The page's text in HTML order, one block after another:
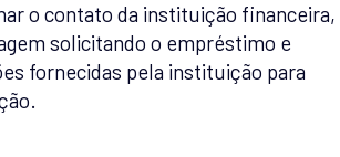
o contato da instituição financeira,
solicitando o empréstimo e
fornecidas pela instituição para